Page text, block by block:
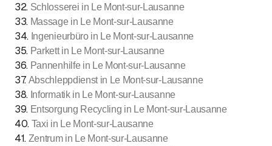
32. Schlosserei in Le Mont-sur-Lausanne
33. Massage in Le Mont-sur-Lausanne
34. Ingenieurbüro in Le Mont-sur-Lausanne
35. Parkett in Le Mont-sur-Lausanne
36. Pannenhilfe in Le Mont-sur-Lausanne
37. Abschleppdienst in Le Mont-sur-Lausanne
38. Informatik in Le Mont-sur-Lausanne
39. Entsorgung Recycling in Le Mont-sur-Lausanne
40. Taxi in Le Mont-sur-Lausanne
41. Zentrum in Le Mont-sur-Lausanne